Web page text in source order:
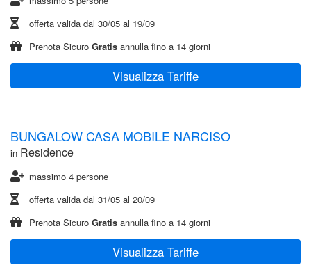
offerta valida dal 30/05 al 19/09
Prenota Sicuro Gratis annulla fino a 14 giorni
Visualizza Tariffe
BUNGALOW CASA MOBILE NARCISO
in Residence
massimo 4 persone
offerta valida dal 31/05 al 20/09
Prenota Sicuro Gratis annulla fino a 14 giorni
Visualizza Tariffe